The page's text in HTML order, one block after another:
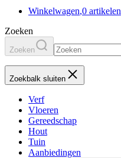
Winkelwagen,0 artikelen
Zoeken
Zoeken
Zoekbalk sluiten
Verf
Vloeren
Gereedschap
Hout
Tuin
Aanbiedingen